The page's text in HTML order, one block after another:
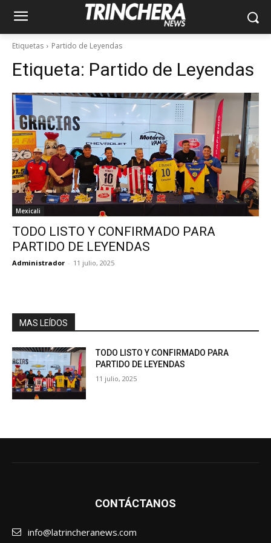
Etiquetas Partido de Leyendas
Etiqueta: Partido de Leyendas
Mexicali
TODO LISTO Y CONFIRMADO PARA
PARTIDO DE LEYENDAS
Administrador - 11 julio, 2025
MAS LEÍDOS
TODO LISTO Y CONFIRMADO PARA
PARTIDO DE LEYENDAS
11 julio, 2025
CONTÁCTANOS
info@latrincheranews.com